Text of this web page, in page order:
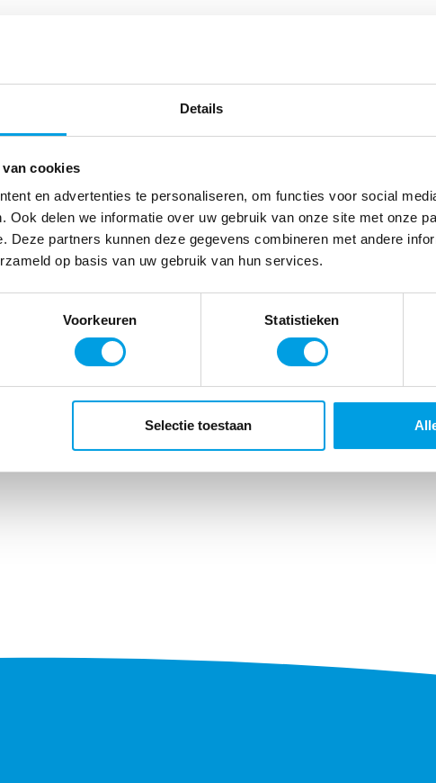
Details
cookies
en advertenties te personaliseren, om functies voor social
Ook delen we informatie over uw gebruik van onze site met onze
Deze partners kunnen deze gegevens combineren met andere
op basis van uw gebruik van hun services.
Voorkeuren Statistieken
Selectie toestaan
werknemer?​
van onze klanten en heb je
of HR-afdeling. Zij
alle informatie om je
Vragen als
Als Atrea
verder helpen indien
Bezoek het